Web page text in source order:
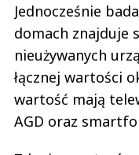
Jednocześnie
domach znajduje
nieużywanych
łącznej wartości
wartość mają
AGD oraz